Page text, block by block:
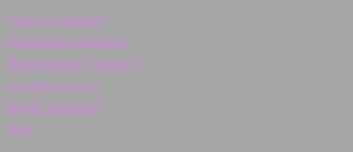
Guides de résidence
Destinations touristiques
Hébergements de vacances
Location vacances
Marché immobilier
Blog